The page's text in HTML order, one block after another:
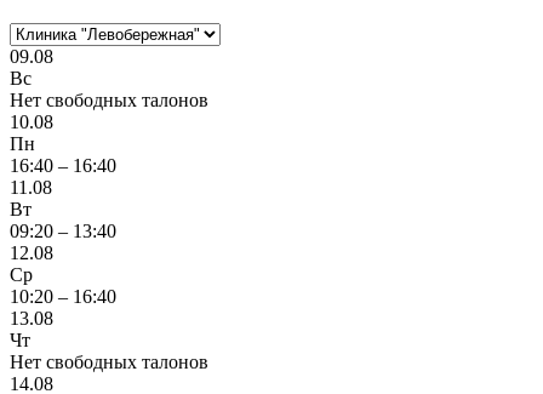
09.08
Вс
Нет свободных талонов
10.08
Пн
16:40 – 16:40
11.08
Вт
09:20 – 13:40
12.08
Ср
10:20 – 16:40
13.08
Чт
Нет свободных талонов
14.08